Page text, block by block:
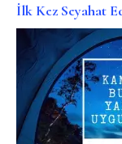
İlk Kez Seyahat